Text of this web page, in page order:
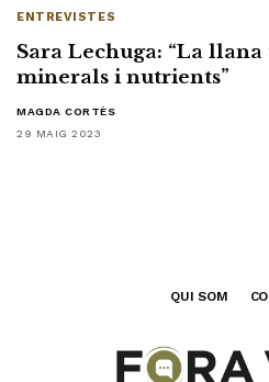
ENTREVISTES
Sara Lechuga: “La
minerals i nutrients”
MAGDA CORTÈS
29 MAIG 2023
QUI SOM